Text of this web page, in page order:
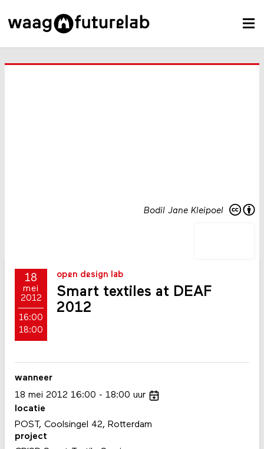
Bodil Jane Kleipoel
18
mei
2012
16:00
18:00
open design lab
Smart textiles at DEAF
2012
wanneer
18 mei 2012 16:00 18:00 uur
locatie
POST, Coolsingel 42, Rotterdam
project